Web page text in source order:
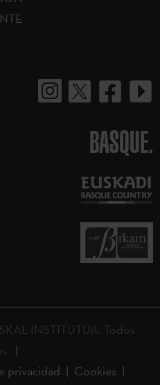
BASQUE.
INSTITUTUA. Todos
privacidad
Cookies